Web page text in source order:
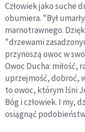
Człowiek jako suche
obumiera. "Był
marnotrawnego.
"drzewami
przynoszą owoc w
Owoc Ducha: miłość,
uprzejmość, dobroć,
to owoc, którym lśni
Bóg i człowiek. I my,
osiągnąć